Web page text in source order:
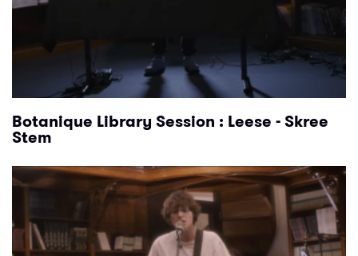
Botanique Library Session : Leese - Skree
Stem